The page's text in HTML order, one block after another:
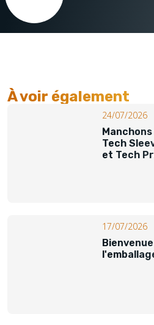
À voir également​
24/07/2026
Tech
et Tech
17/07/2026